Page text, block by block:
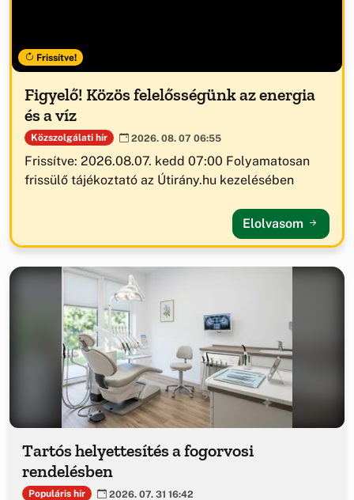
Frissítve!
Figyelő! Közös felelősségünk az energia
és a víz
Közszolgálati hír 2026. 08. 07 06:55
Frissítve: 2026.08.07. kedd 07:00 Folyamatosan
frissülő tájékoztató az Útirány.hu kezelésében
Elolvasom
Tartós helyettesítés a fogorvosi
rendelésben
Populáris hír 2026. 07. 31 16:42